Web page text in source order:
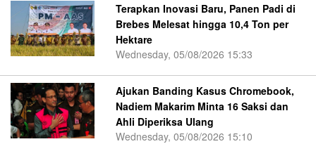
Terapkan Inovasi Baru, Panen Padi di
Brebes Melesat hingga 10,4 Ton per
Hektare
Wednesday, 05/08/2026 15:33
Ajukan Banding Kasus Chromebook,
Nadiem Makarim Minta 16 Saksi dan
Ahli Diperiksa Ulang
Wednesday, 05/08/2026 15:10